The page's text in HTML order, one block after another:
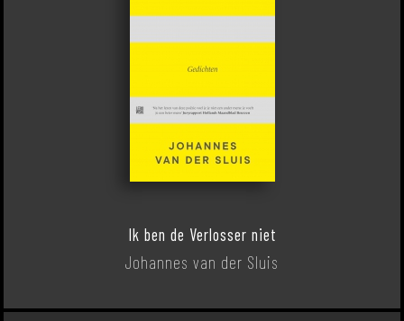
Ik ben de Verlosser niet
Johannes van der Sluis